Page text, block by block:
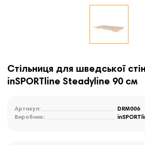
Стільниця для шведської
inSPORTline Steadyline 90 см
Артикул:
DRM006
Виробник: